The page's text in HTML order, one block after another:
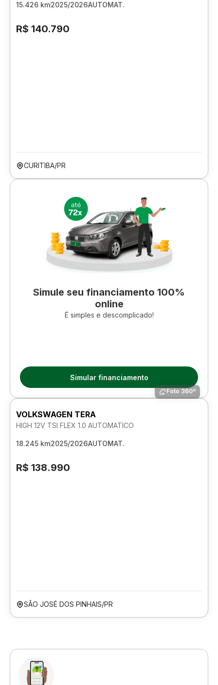
15.426 km2025/2026AUTOMAT.
R$ 140.790
CURITIBA/PR
Simule seu financiamento 100%
online
É simples e descomplicado!
Simular financiamento
Foto 360º
VOLKSWAGEN TERA
HIGH 12V TSI FLEX 1.0 AUTOMATICO
18.245 km2025/2026AUTOMAT.
R$ 138.990
SÃO JOSÉ DOS PINHAIS/PR